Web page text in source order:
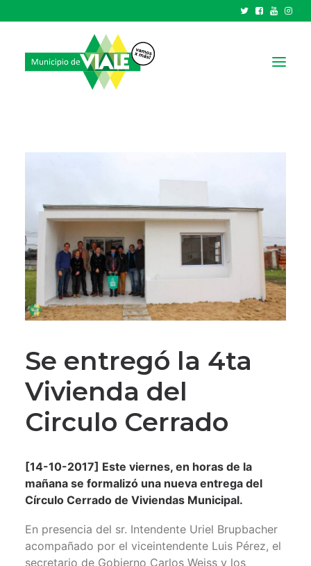
GOBIERNO
CIUDAD
PARQUE INDUSTRIAL
RECAUDACIONES
Se entregó la 4ta
Vivienda del
Circulo Cerrado
[14-10-2017] Este viernes, en horas de la
mañana se formalizó una nueva entrega del
Círculo Cerrado de Viviendas Municipal.
En presencia del sr. Intendente Uriel Brupbacher
acompañado por el viceintendente Luis Pérez, el
secretario de Gobierno Carlos Weiss y los